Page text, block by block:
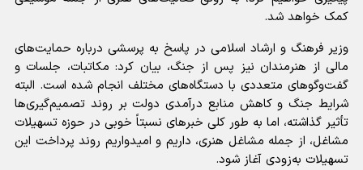
کمک خواهد شد.
وزیر فرهنگ و ارشاد اسلامی در پاسخ به پرسشی درباره حمایت‌های
مالی از هنرمندان نیز پس از جنگ، بیان کرد: مکاتبات، جلسات و
گفت‌و‌گو‌های متعددی با دستگاه‌های مختلف انجام شده است. البته
شرایط جنگ و کاهش منابع درآمدی دولت بر روند تصمیم‌گیری‌ها
تأثیر گذاشته، اما به طور کلی خبر‌های نسبتاً خوبی در حوزه تسهیلات
مشاغل، از جمله مشاغل هنری، داریم و امیدواریم روند پرداخت این
تسهیلات به‌زودی آغاز شود.